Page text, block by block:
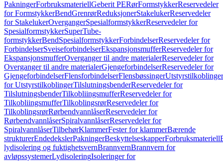
PakningerForbruksmateriellGeberit PERørFormstykkerReservedeler
for FormstykkerBendGrenrørReduksjonerStakelukerReservedeler
for StakelukerOvergangerSpesialformstykkerReservedeler for
SpesialformstykkerSuperTube-
formstykkerBendSpesialformstykkerForbindelserReservedeler for
ForbindelserSveiseforbindelserEkspansjonsmufferReservedeler for
EkspansjonsmufferOverganger til andre materialerReservedeler for
Overganger til andre materialerGjengeforbindelserReservedeler for
GjengeforbindelserFlensforbindelserFlensbøssingerUtstyrstilkoblinger
for UtstyrstilkoblingerTilslutningsbenderReservedeler for
TilslutningsbenderTilkobliingsmufferReservedeler for
TilkobliingsmufferTilkoblingsrørReservedeler for
TilkoblingsrørRørbendvannlåserReservedeler for
RørbendvannlåserSpiralvannlåserReservedeler for
SpiralvannlåserTilbehørKlammerFester for klammerBærende
strukturerEndedekslerPakningerBeskyttelseskapperForbruksmateriell
lydisolering og fuktighetsvernBrannvernBrannvern for
avløpssystemerLydisoleringIsoleringer for